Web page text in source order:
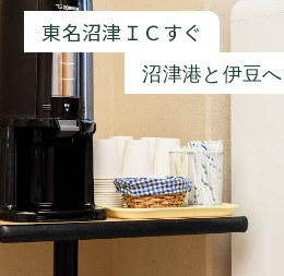
東名沼津ＩＣすぐ
沼津港と伊豆